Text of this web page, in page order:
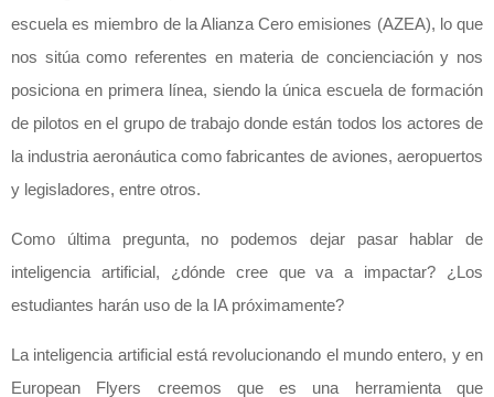
escuela es miembro de la Alianza Cero emisiones (AZEA), lo que
nos sitúa como referentes en materia de concienciación y nos
posiciona en primera línea, siendo la única escuela de formación
de pilotos en el grupo de trabajo donde están todos los actores de
la industria aeronáutica como fabricantes de aviones, aeropuertos
y legisladores, entre otros.
Como última pregunta, no podemos dejar pasar hablar de
inteligencia artificial, ¿dónde cree que va a impactar? ¿Los
estudiantes harán uso de la IA próximamente?
La inteligencia artificial está revolucionando el mundo entero, y en
European Flyers creemos que es una herramienta que